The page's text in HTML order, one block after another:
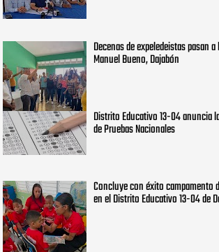
Decenas de expeledeistas pasan
Manuel Bueno, Dajabón
Distrito Educativo 13-04 anuncia
de Pruebas Nacionales
Concluye con éxito campamento
en el Distrito Educativo 13-04 de